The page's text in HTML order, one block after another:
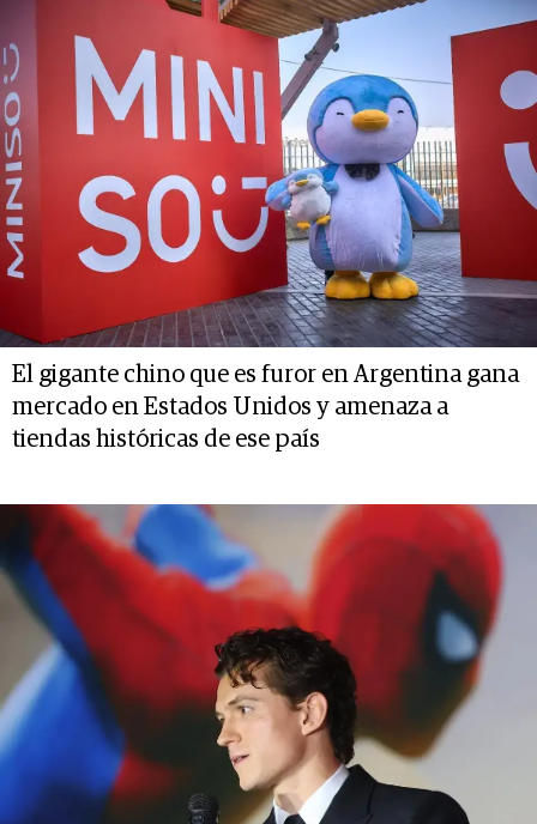
El gigante chino que es furor en Argentina gana
mercado en Estados Unidos y amenaza a
tiendas históricas de ese país